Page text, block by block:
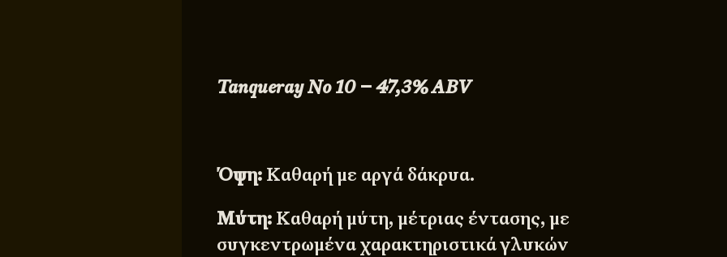
Tanqueray No 10 – 47,3%ABV
Όψη: Καθαρή με αργά δάκρυα.
Μύτη: Καθαρή μύτη, μέτριας έντασης, με
συγκεντρωμένα χαρακτηριστικά γλυκών